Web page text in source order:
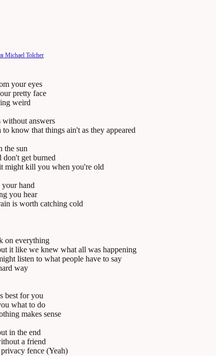
Michael Tolcher
your eyes
pretty face
weird
without answers
know that things ain't as they appeared
the sun
don't get burned
might kill you when you're old
hand
you hear
is worth catching cold
on everything
it like we knew what all was happening
listen to what people have to say
way
best for you
what to do
makes sense
in the end
a friend
fence (Yeah)